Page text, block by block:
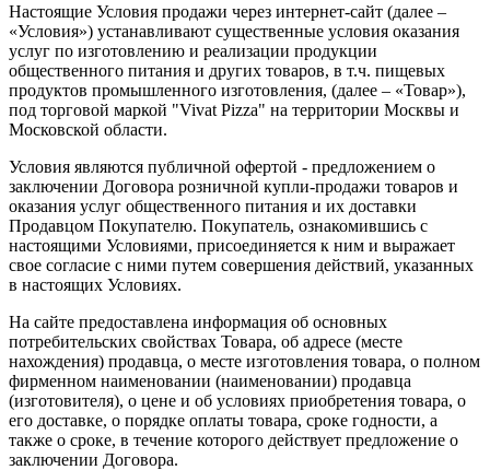
Настоящие Условия продажи через интернет-сайт (далее –
«Условия») устанавливают существенные условия оказания
услуг по изготовлению и реализации продукции
общественного питания и других товаров, в т.ч. пищевых
продуктов промышленного изготовления, (далее – «Товар»),
под торговой маркой "Vivat Pizza" на территории Москвы и
Московской облаcти.
Условия являются публичной офертой - предложением о
заключении Договора розничной купли-продажи товаров и
оказания услуг общественного питания и их доставки
Продавцом Покупателю. Покупатель, ознакомившись с
настоящими Условиями, присоединяется к ним и выражает
свое согласие с ними путем совершения действий, указанных
в настоящих Условиях.
На сайте предоставлена информация об основных
потребительских свойствах Товара, об адресе (месте
нахождения) продавца, о месте изготовления товара, о полном
фирменном наименовании (наименовании) продавца
(изготовителя), о цене и об условиях приобретения товара, о
его доставке, о порядке оплаты товара, сроке годности, а
также о сроке, в течение которого действует предложение о
заключении Договора.